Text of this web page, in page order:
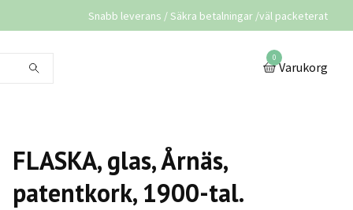
Snabb leverans / Säkra betalningar /väl packeterat
0
Varukorg
FLASKA, glas, Årnäs,
patentkork, 1900-tal.